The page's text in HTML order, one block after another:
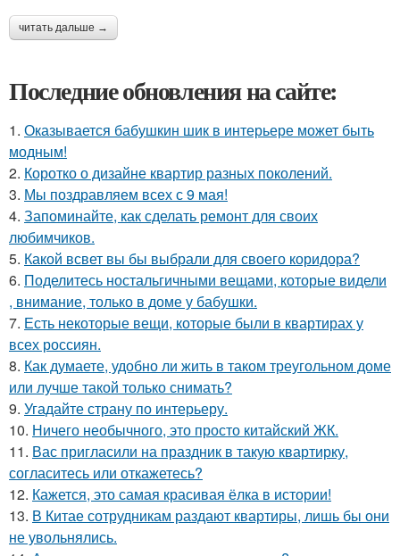
читать дальше →
Последние обновления на сайте:
1. Оказывается бабушкин шик в интерьере может быть
модным!
2. Коротко о дизайне квартир разных поколений.
3. Мы поздравляем всех с 9 мая!
4. Запоминайте, как сделать ремонт для своих
любимчиков.
5. Какой всвет вы бы выбрали для своего коридора?
6. Поделитесь ностальгичными вещами, которые видели
, внимание, только в доме у бабушки.
7. Есть некоторые вещи, которые были в квартирах у
всех россиян.
8. Как думаете, удобно ли жить в таком треугольном доме
или лучше такой только снимать?
9. Угадайте страну по интерьеру.
10. Ничего необычного, это просто китайский ЖК.
11. Вас пригласили на праздник в такую квартирку,
согласитесь или откажетесь?
12. Кажется, это самая красивая ёлка в истории!
13. В Китае сотрудникам раздают квартиры, лишь бы они
не увольнялись.